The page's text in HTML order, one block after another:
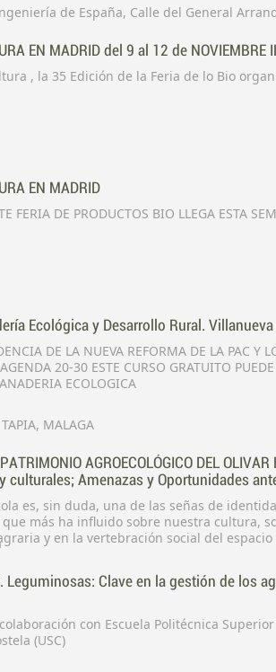
de España, Calle del General
EN MADRID del 9 al 12 de NOVIEMBRE
, la 35 Edición de la Feria de lo Bio
EN MADRID
FERIA DE PRODUCTOS BIO LLEGA ESTA
Ecológica y Desarrollo Rural.
DE LA NUEVA REFORMA DE LA PAC Y
20-30 ESTE CURSO GRATUITO
ECOLOGICA
MALAGA
AGROECOLÓGICO DEL
culturales; Amenazas y Oportunidades
es, sin duda, una de las señas de
más ha influido sobre nuestra cultura,
Leguminosas: Clave en la gestión de los
con Escuela Politécnica
(USC)